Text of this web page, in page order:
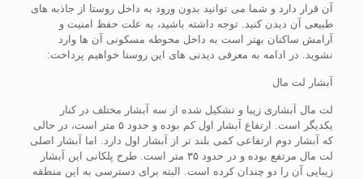
آن قرار دارد و شما می توانید بدون ورود به داخل روستا از جاذبه های
طبیعی آن دیدن کنید. توجه داشته باشید، به علت حفظ امنیت و
آرامش ساکنان بهتر است به داخل محوطه مسکونی آن ها وارد
نشوید. در ادامه به معرفی دیدنی های این روستا خواهیم پرداخت:
آبشار لت مال
لت مال آبشاری زیبا و تشکیل شده از سه آبشار مختلف در کنار
یکدیگر است. ارتفاع آبشار اول کم بوده و حدود ۵ متر است، در حالی
که آبشار دوم ارتفاعی کمی بلند تر از آبشار اول دارد. اما آبشار اصلی
لت مال مرتفع بوده و در حدود ۳۵ متر است. طرح پلکانی این آبشار
زیبایی آن را دو چندان کرده است. البته برای دسترسی به این منطقه